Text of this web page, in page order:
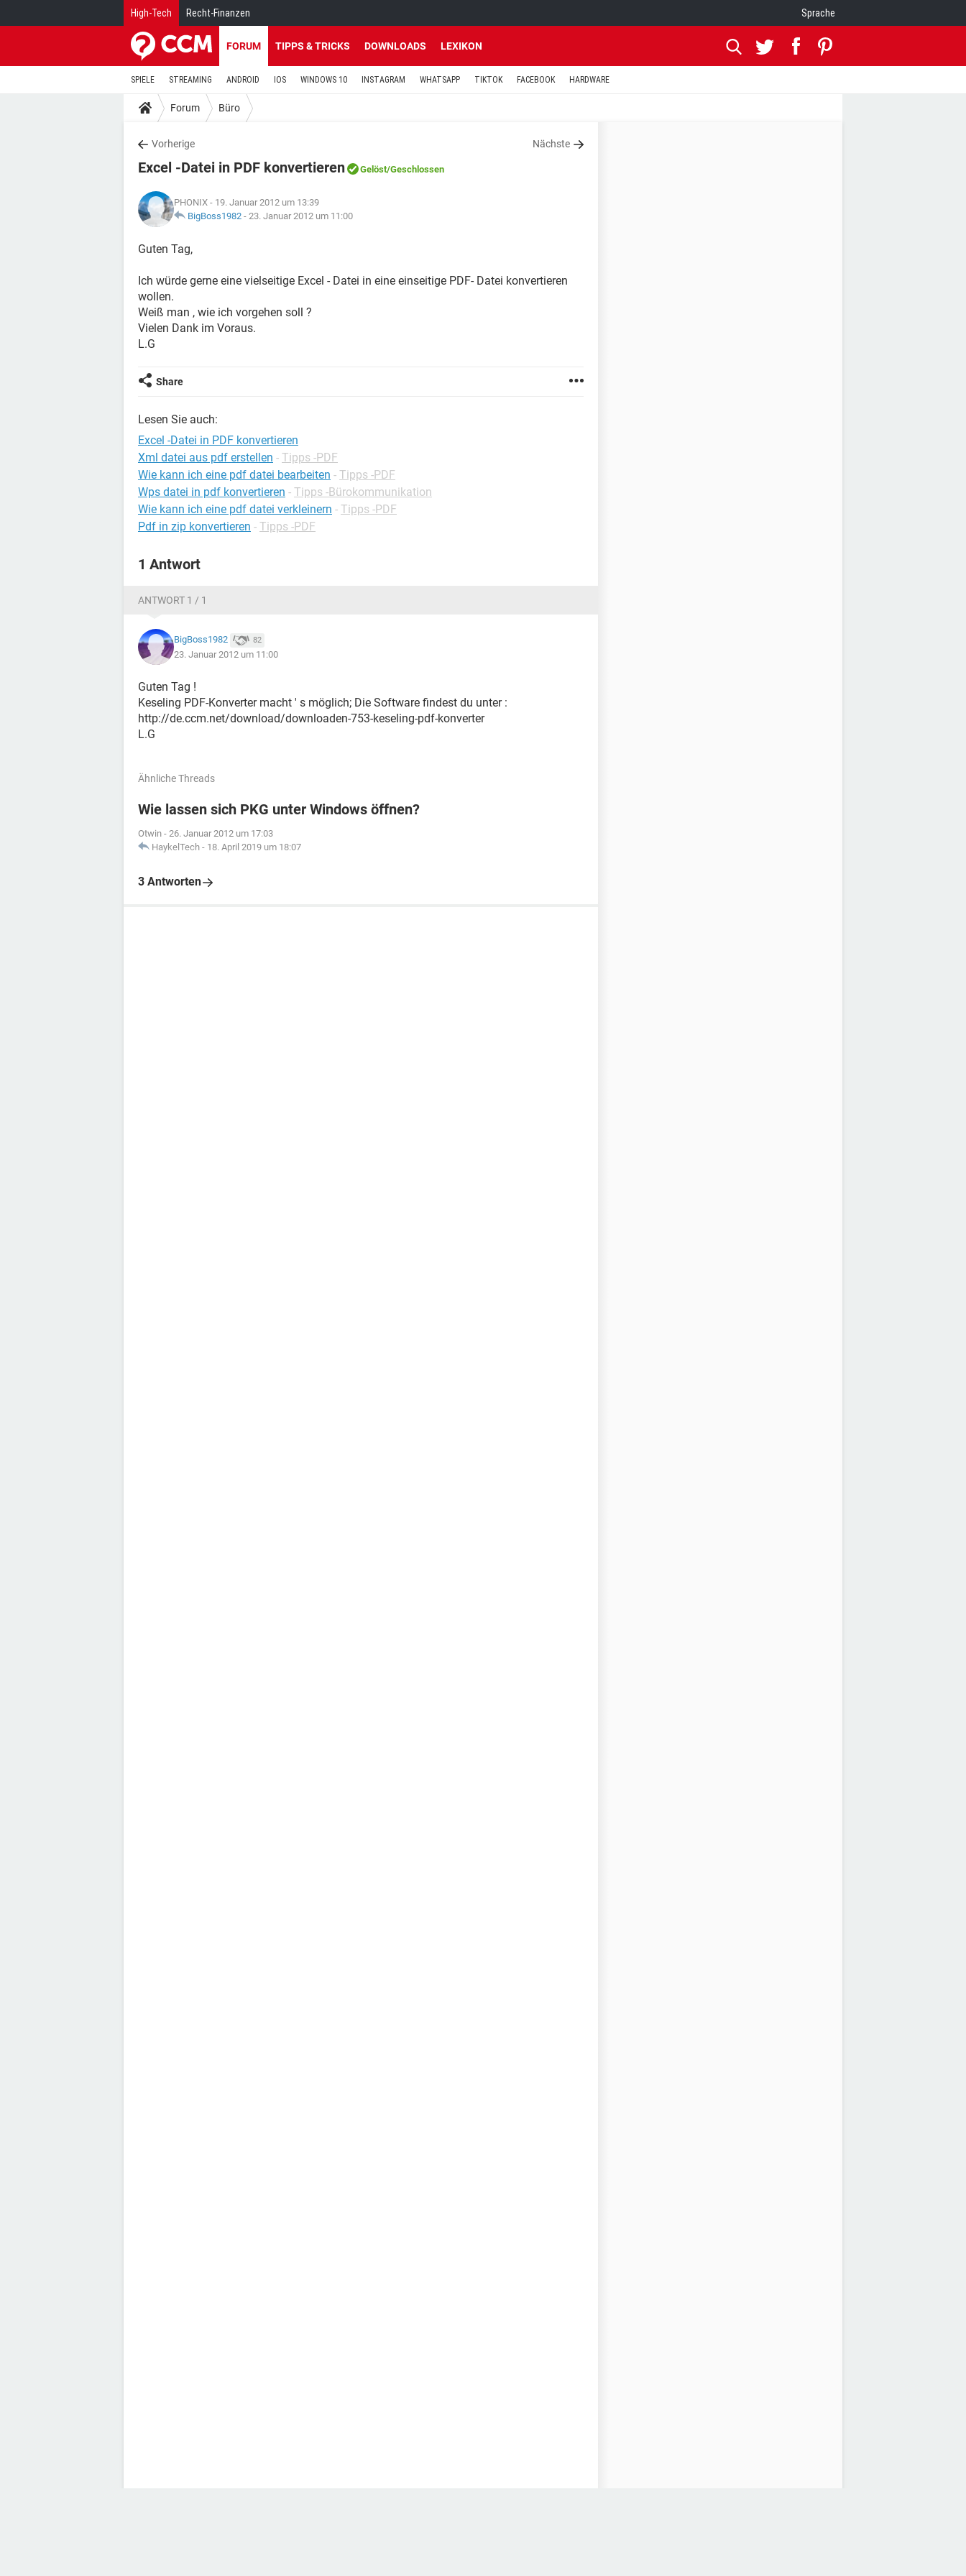
High-Tech Recht-Finanzen Sprache
FORUM TIPPS & TRICKS DOWNLOADS LEXIKON
SPIELE STREAMING ANDROID IOS WINDOWS 10 INSTAGRAM WHATSAPP TIKTOK FACEBOOK HARDWARE
Forum Büro
Vorherige Nächste
Excel -Datei in PDF konvertieren Gelöst/Geschlossen
PHONIX - 19. Januar 2012 um 13:39
BigBoss1982 - 23. Januar 2012 um 11:00
Guten Tag,
Ich würde gerne eine vielseitige Excel - Datei in eine einseitige PDF- Datei konvertieren
wollen.
Weiß man , wie ich vorgehen soll ?
Vielen Dank im Voraus.
L.G
Share
Lesen Sie auch:
Excel -Datei in PDF konvertieren
Xml datei aus pdf erstellen - Tipps -PDF
Wie kann ich eine pdf datei bearbeiten - Tipps -PDF
Wps datei in pdf konvertieren - Tipps -Bürokommunikation
Wie kann ich eine pdf datei verkleinern - Tipps -PDF
Pdf in zip konvertieren - Tipps -PDF
1 Antwort
ANTWORT 1 / 1
BigBoss1982 82
23. Januar 2012 um 11:00
Guten Tag !
Keseling PDF-Konverter macht ' s möglich; Die Software findest du unter :
http://de.ccm.net/download/downloaden-753-keseling-pdf-konverter
L.G
Ähnliche Threads
Wie lassen sich PKG unter Windows öffnen?
Otwin - 26. Januar 2012 um 17:03
HaykelTech - 18. April 2019 um 18:07
3 Antworten